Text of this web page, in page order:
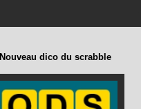
Nouveau dico du scrabble